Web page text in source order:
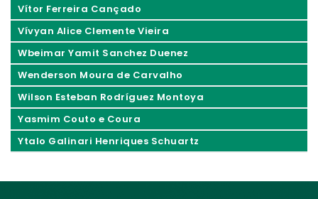
Vítor Ferreira Cançado
Vívyan Alice Clemente Vieira
Wbeimar Yamit Sanchez Duenez
Wenderson Moura de Carvalho
Wilson Esteban Rodríguez Montoya
Yasmim Couto e Coura
Ytalo Galinari Henriques Schuartz